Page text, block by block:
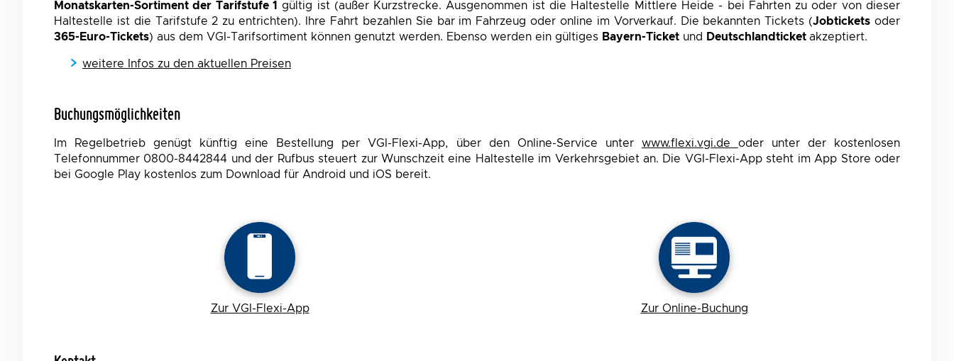
Monatskarten-Sortiment der Tarifstufe 1
gültig ist (außer Kurzstrecke. Ausgenommen ist die Haltestelle Mittlere Heide - bei Fahrten zu oder von dieser
Haltestelle ist die Tarifstufe 2 zu entrichten). Ihre Fahrt bezahlen Sie bar im Fahrzeug oder online im Vorverkauf. Die bekannten Tickets (Jobtickets oder
365-Euro-Tickets) aus dem VGI-Tarifsortiment können genutzt werden. Ebenso werden ein gültiges Bayern-Ticket und Deutschlandticket akzeptiert.
weitere Infos zu den aktuellen Preisen
Buchungsmöglichkeiten
Im Regelbetrieb genügt künftig eine Bestellung per VGI-Flexi-App, über den Online-Service unter www.flexi.vgi.de
oder unter der kostenlosen
Telefonnummer 0800-8442844 und der Rufbus steuert zur Wunschzeit eine Haltestelle im Verkehrsgebiet an. Die VGI-Flexi-App steht im App Store oder
bei Google Play kostenlos zum Download für Android und iOS bereit.
Zur VGI-Flexi-App Zur Online-Buchung